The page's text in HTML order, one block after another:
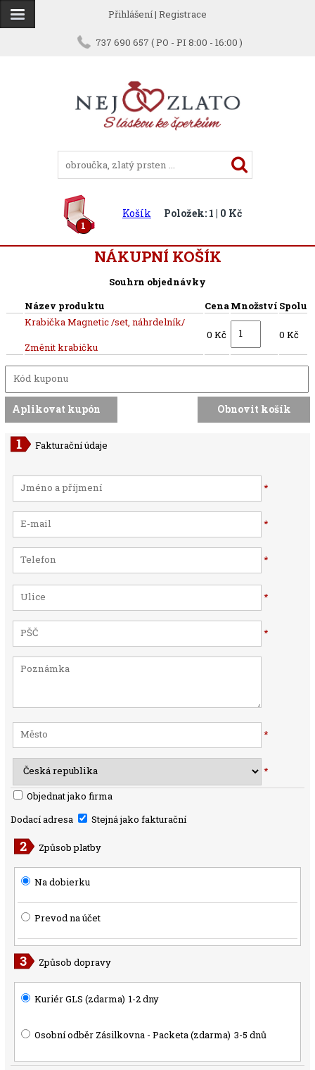
Přihlášení| Registrace
737 690 657 ( PO - PI 8:00 - 16:00 )
1
Košík Položek: 1 | 0 Kč
NÁKUPNÍ KOŠÍK
Souhrn objednávky
Název produktu
CenaMnožství Spolu
Krabička Magnetic /set, náhrdelník/
Změnit krabičku
0 Kč 0 Kč
Fakturační údaje
*
*
*
*
*
*
*
Objednat jako firma
Dodací adresa
Stejná jako fakturační
Způsob platby
Na dobierku
Prevod na účet
Způsob dopravy
Kuriér GLS (zdarma) 1-2 dny
Osobní odběr Zásilkovna - Packeta (zdarma) 3-5 dnů